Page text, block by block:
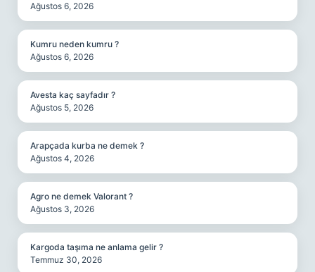
Ağustos 6, 2026
Kumru neden kumru ?
Ağustos 6, 2026
Avesta kaç sayfadır ?
Ağustos 5, 2026
Arapçada kurba ne demek ?
Ağustos 4, 2026
Agro ne demek Valorant ?
Ağustos 3, 2026
Kargoda taşıma ne anlama gelir ?
Temmuz 30, 2026